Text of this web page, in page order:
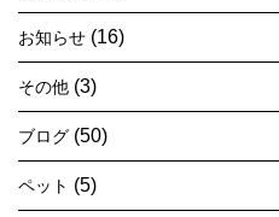
お知らせ (16)
その他 (3)
ブログ (50)
ペット (5)